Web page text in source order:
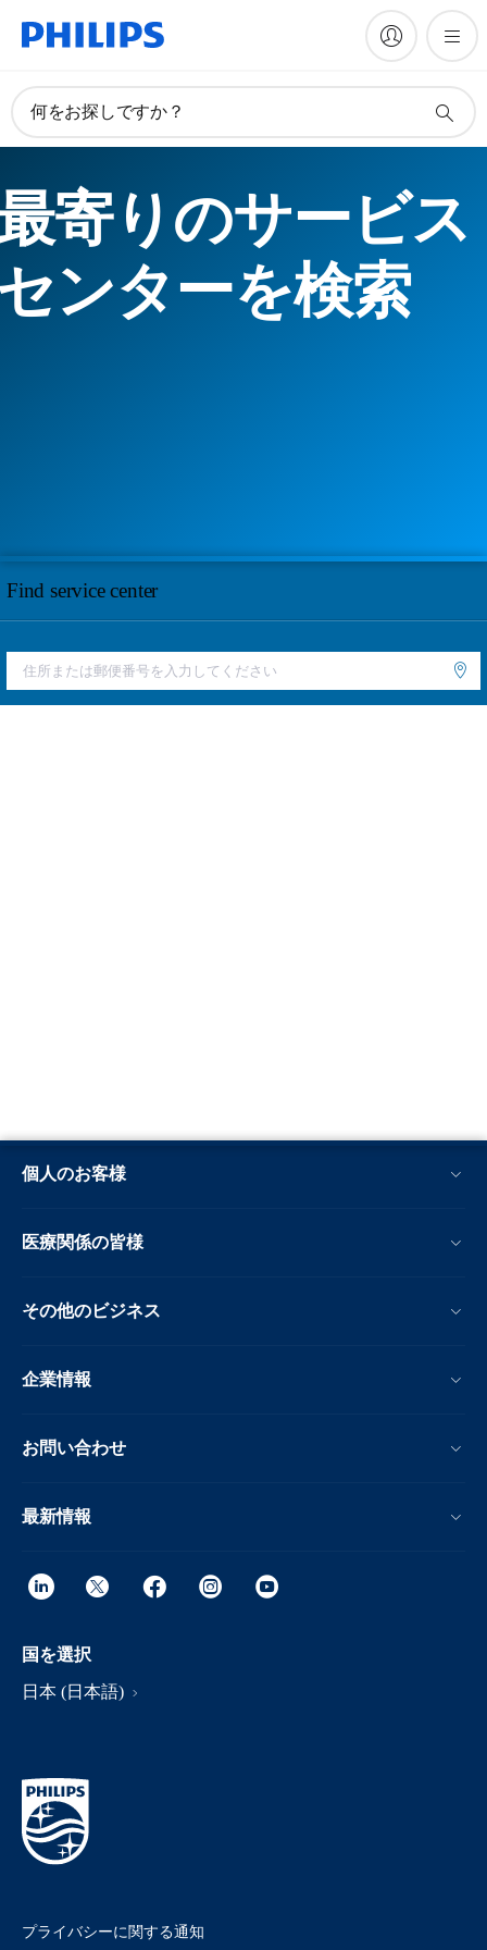
何をお探しですか？
寄りのサービス
ンターを検索
Find service center
個人のお客様
医療関係の皆様
その他のビジネス
企業情報
お問い合わせ
最新情報
国を選択
日本 (日本語)
プライバシーに関する通知